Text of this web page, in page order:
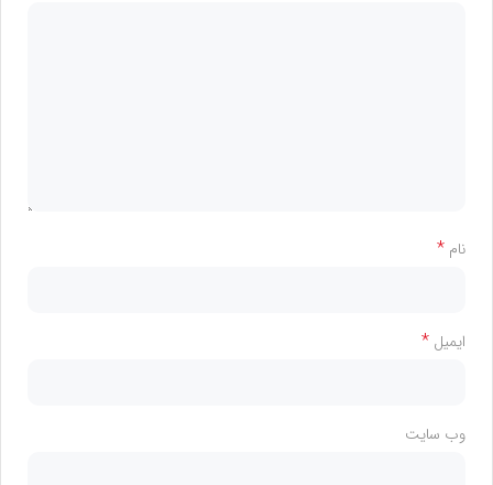
نام *
ایمیل *
وب‌ سایت